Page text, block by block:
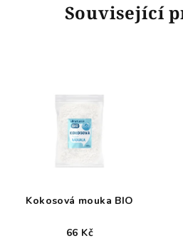
Související
Kokosová mouka BIO
66 Kč